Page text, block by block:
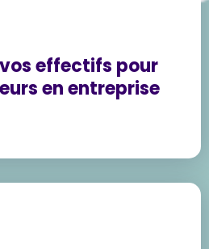
effectifs pour
en entreprise